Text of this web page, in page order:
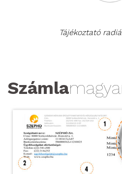
Tájékoztató
Számla